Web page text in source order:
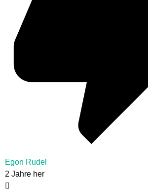
Egon Rudel
2 Jahre her